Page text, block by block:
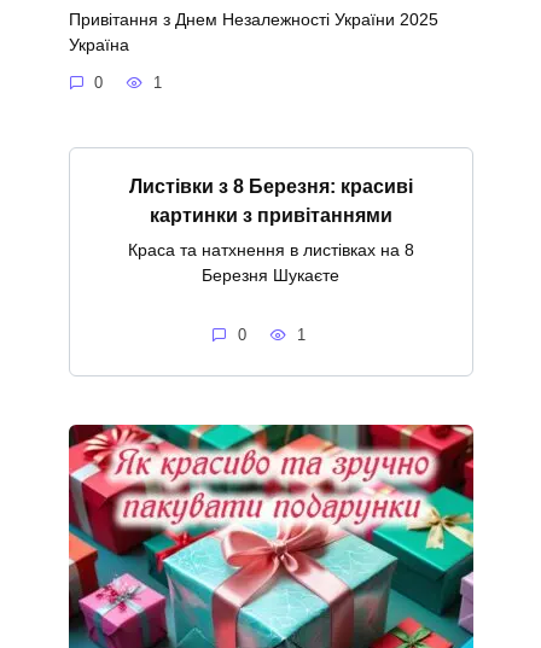
Привітання з Днем Незалежності України 2025
Україна
0 1
Листівки з 8 Березня: красиві
картинки з привітаннями
Краса та натхнення в листівках на 8
Березня Шукаєте
0 1